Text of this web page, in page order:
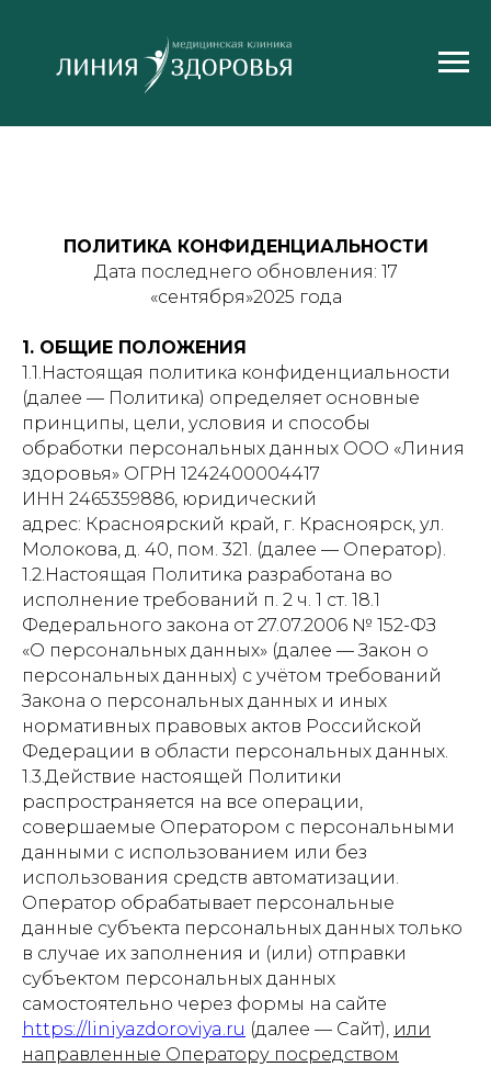
ПОЛИТИКА КОНФИДЕНЦИАЛЬНОСТИ
Дата последнего обновления: 17
«сентября»2025 года
1. ОБЩИЕ ПОЛОЖЕНИЯ
1.1.Настоящая политика конфиденциальности
(далее — Политика) определяет основные
принципы, цели, условия и способы
обработки персональных данных ООО «Линия
здоровья» ОГРН 1242400004417
ИНН 2465359886, юридический
адрес: Красноярский край, г. Красноярск, ул.
Молокова, д. 40, пом. 321. (далее — Оператор).
1.2.Настоящая Политика разработана во
исполнение требований п. 2 ч. 1 ст. 18.1
Федерального закона от 27.07.2006 № 152-ФЗ
«О персональных данных» (далее — Закон о
персональных данных) с учётом требований
Закона о персональных данных и иных
нормативных правовых актов Российской
Федерации в области персональных данных.
1.3.Действие настоящей Политики
распространяется на все операции,
совершаемые Оператором с персональными
данными с использованием или без
использования средств автоматизации.
Оператор обрабатывает персональные
данные субъекта персональных данных только
в случае их заполнения и (или) отправки
субъектом персональных данных
самостоятельно через формы на сайте
https://liniyazdoroviya.ru (далее — Сайт), или
направленные Оператору посредством